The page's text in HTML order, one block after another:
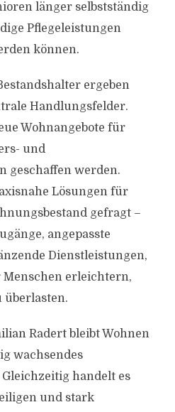
länger selbstständig
Pflegeleistungen
können.
ergeben
Handlungsfelder.
Wohnangebote für
und
geschaffen werden.
Lösungen für
gefragt –
angepasste
Dienstleistungen,
Menschen erleichtern,
überlasten.
Radert bleibt Wohnen
wachsendes
handelt es
und stark